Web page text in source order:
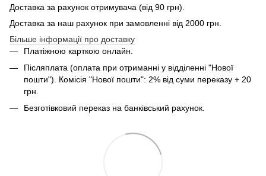
Доставка за рахунок отримувача (від 90 грн).
Доставка за наш рахунок при замовленні від 2000 грн.
Більше інформації про доставку
Платіжною карткою онлайн.
Післяплата (оплата при отриманні у відділенні "Нової
пошти"). Комісія "Нової пошти": 2% від суми переказу + 20
грн.
Безготівковий переказ на банківський рахунок.